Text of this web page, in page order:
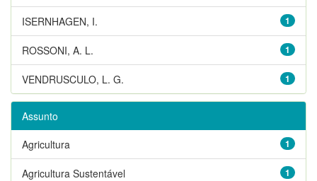
1
ISERNHAGEN, I.
1
ROSSONI, A. L.
1
VENDRUSCULO, L. G.
Assunto
1
Agricultura
1
Agricultura Sustentável